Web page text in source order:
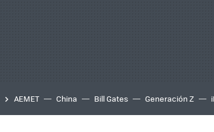
AEMET China Bill Gates Generación Z